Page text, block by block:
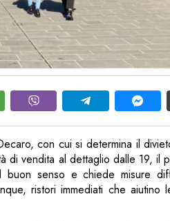
con cui si determina il
di vendita al dettaglio dalle 19, il
buon senso e chiede misure
ristori immediati che aiutino